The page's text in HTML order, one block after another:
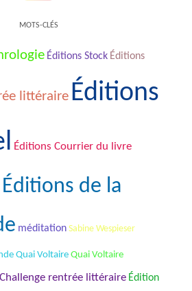
MOTS-CLÉS
Éditions Stock Éditions
littéraire Éditions
Éditions Courrier du livre
Éditions de la
méditation Sabine Wespieser
Quai Voltaire Quai Voltaire
Challenge rentrée littéraire Édition